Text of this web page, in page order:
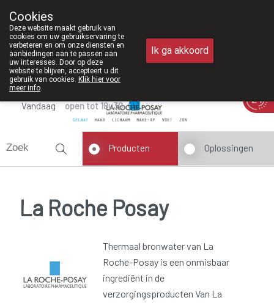
011/610300
Vandaag open tot 18u30
Producten Oplossingen
La Roche Posay
Thermaal bronwater van La
Roche-Posay is een onmisbaar
ingrediënt in de
verzorgingsproducten Van La
Cookies
Deze website maakt gebruik van
cookies om uw gebruikservaring te
verbeteren en om onze diensten en
aanbiedingen aan te passen aan
uw interesses. Door op deze
website te blijven, accepteert u dit
gebruik van cookies. Klik hier voor
meer info.
Ik ga akkoord